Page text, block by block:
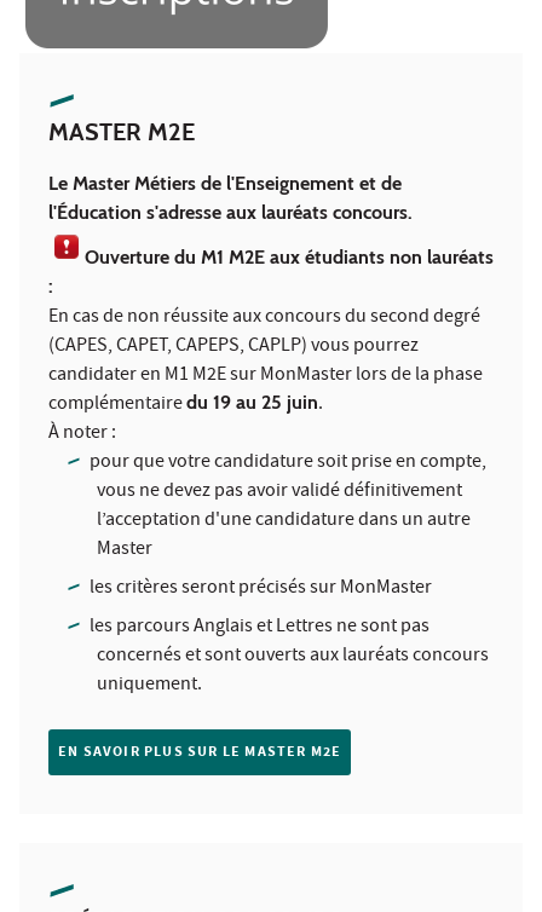
MASTER M2E
Le Master Métiers de l'Enseignement et de
l'Éducation s'adresse aux lauréats concours.
Ouverture du M1 M2E aux étudiants non lauréats
:
En cas de non réussite aux concours du second degré
(CAPES, CAPET, CAPEPS, CAPLP) vous pourrez
candidater en M1 M2E sur MonMaster lors de la phase
complémentairedu 19 au 25 juin.
À noter :
pour que votre candidature soit prise en compte,
vous ne devez pas avoir validé définitivement
l’acceptation d'une candidature dans un autre
Master
les critères seront précisés sur MonMaster
les parcours Anglais et Lettres ne sont pas
concernés et sont ouverts aux lauréats concours
uniquement.
EN SAVOIR PLUS SUR LE MASTER M2E